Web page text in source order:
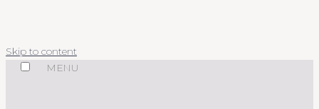
Skip to content
MENU